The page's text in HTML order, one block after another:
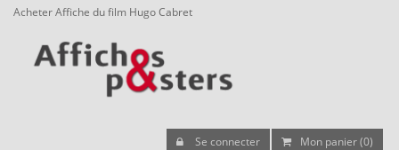
Acheter Affiche du film Hugo Cabret
Se connecter Mon panier (0)